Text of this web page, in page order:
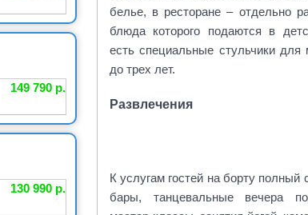
белье, в ресторане – отдельно
блюда которого подаются в
есть специальные стульчики
до трех лет.
Развлечения
К услугам гостей на борту полный
бары, танцевальные вечера
149 790 р.
130 990 р.